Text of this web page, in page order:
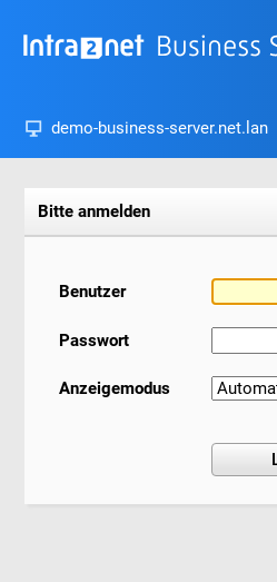
demo-business-server.net.lan
Bitte anmelden
Benutzer
Passwort
Anzeigemodus